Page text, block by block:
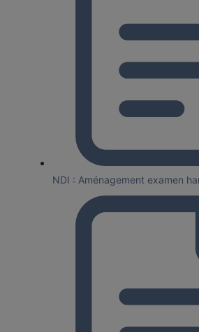
NDI : Aménagement examen